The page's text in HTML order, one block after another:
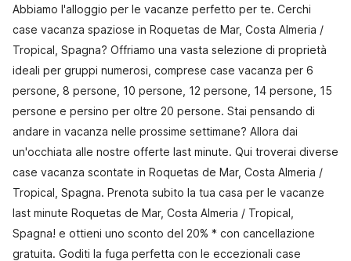
Abbiamo l'alloggio per le vacanze perfetto per te. Cerchi
case vacanza spaziose in Roquetas de Mar, Costa Almeria /
Tropical, Spagna? Offriamo una vasta selezione di proprietà
ideali per gruppi numerosi, comprese case vacanza per 6
persone, 8 persone, 10 persone, 12 persone, 14 persone, 15
persone e persino per oltre 20 persone. Stai pensando di
andare in vacanza nelle prossime settimane? Allora dai
un'occhiata alle nostre offerte last minute. Qui troverai diverse
case vacanza scontate in Roquetas de Mar, Costa Almeria /
Tropical, Spagna. Prenota subito la tua casa per le vacanze
last minute Roquetas de Mar, Costa Almeria / Tropical,
Spagna! e ottieni uno sconto del 20% * con cancellazione
gratuita. Goditi la fuga perfetta con le eccezionali case